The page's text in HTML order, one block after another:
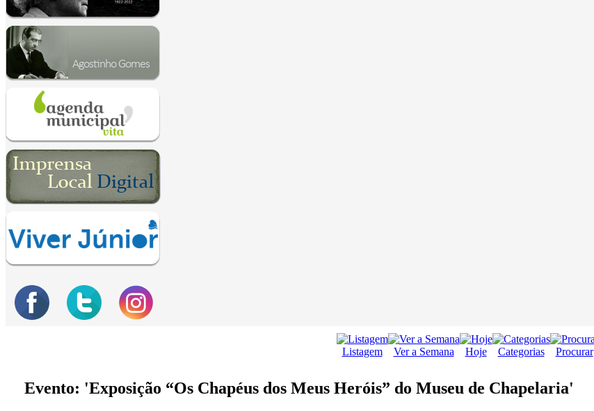
Listagem Ver a Semana Hoje Categorias Procurar
Evento: 'Exposição “Os Chapéus dos Meus Heróis” do Museu de Chapelaria'